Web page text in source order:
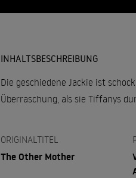
INHALTSBESCHREIBUNG
Die geschiedene Jackie ist
Überraschung, als sie Tiffanys
ORIGINALTITEL
The Other Mother